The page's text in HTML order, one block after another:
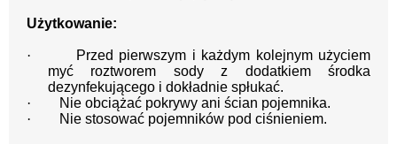
Użytkowanie:
·
Przed pierwszym i każdym kolejnym użyciem
myć roztworem sody z dodatkiem środka
dezynfekującego i dokładnie spłukać.
·
Nie obciążać pokrywy ani ścian pojemnika.
·
Nie stosować pojemników pod ciśnieniem.